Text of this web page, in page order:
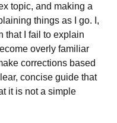
topic, and making a
things as I go. I,
that I fail to explain
overly familiar
corrections based
concise guide that
it is not a simple